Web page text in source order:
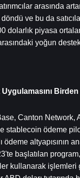
arasında
ve bu da
dolarlık piyasa
yoğun
Canton Network,
stablecoin ödeme
altyapısının
başlatılan
kullanarak